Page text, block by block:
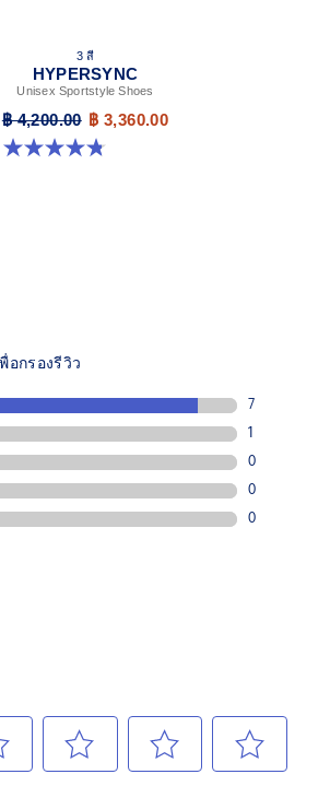
3 สี
HYPERSYNC
Unisex Sportstyle Shoes
฿ 4,200.00 ฿ 3,360.00
4.8 จาก 5 ดาว 10 รีวิว